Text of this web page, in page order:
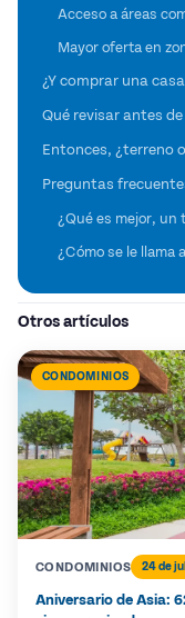
Acceso a áreas
Mayor oferta en
¿Y comprar una
Qué revisar antes
Entonces, ¿terreno
Preguntas
¿Qué es mejor, un
¿Cómo se le llama
Otros artículos
CONDOMINIOS
CONDOMINIOS 24 de
Aniversario de Asia: